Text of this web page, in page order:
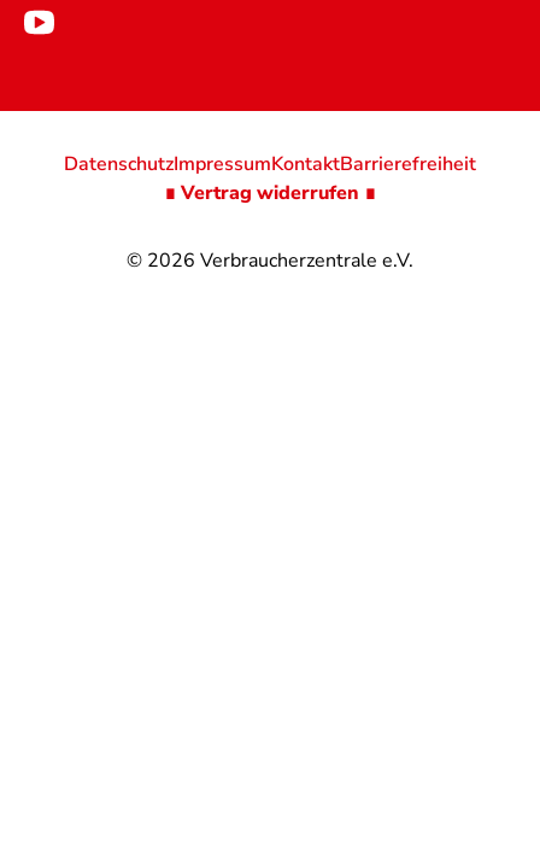
© 2026 Verbraucherzentrale e.V.
DatenschutzImpressumKontaktBarrierefreiheit
∎ Vertrag widerrufen ∎